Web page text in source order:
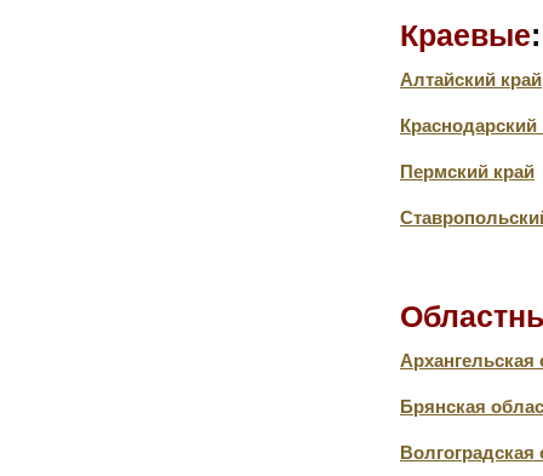
Краевые:
Алтайский край
Краснодарский
Пермский край
Архангельская
Брянская
Волгоградская